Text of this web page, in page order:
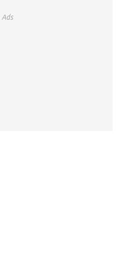
Ads